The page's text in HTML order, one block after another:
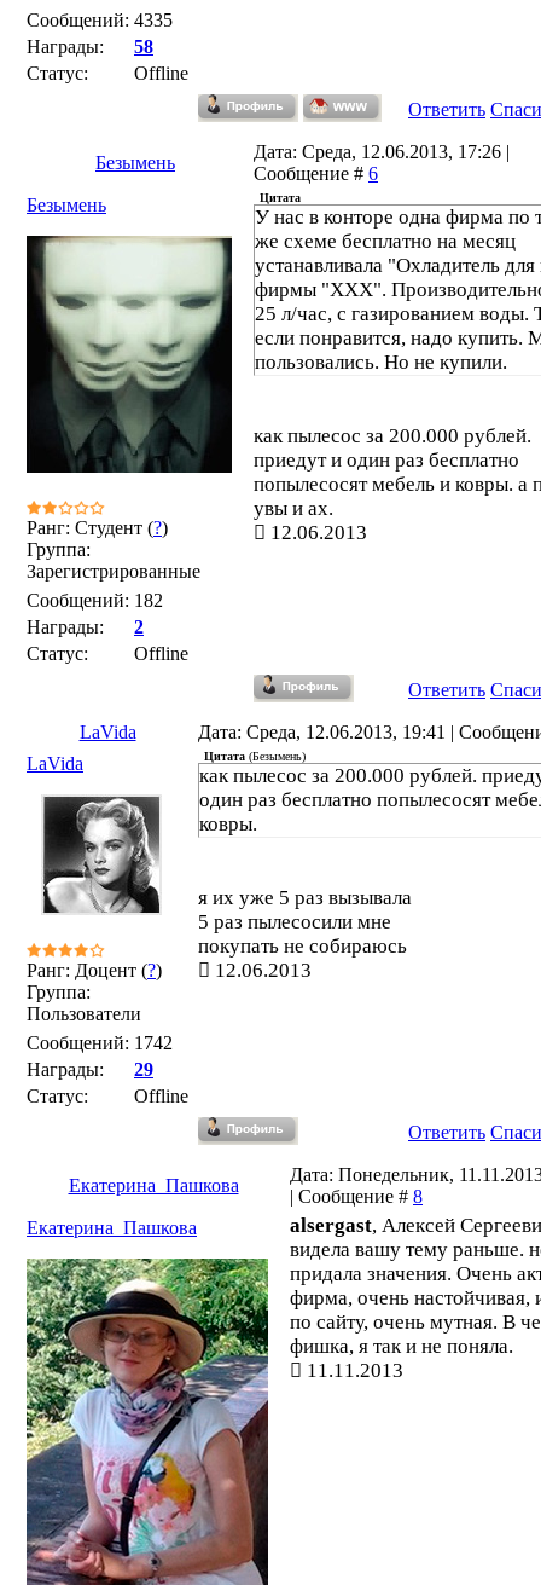
Сообщений: 4335
Награды:
58
Статус:
Offline
Ответить
Безымень
Дата: Среда, 12.06.2013, 17:26 |
Сообщение # 6
Безымень
Ранг: Студент (?)
Группа:
Зарегистрированные
Сообщений: 182
Награды:
2
Статус:
Offline
Цитата
У нас в конторе одна фирма по
же схеме бесплатно на месяц
устанавливала "Охладитель
фирмы "ХХХ".
25 л/час, с газированием воды.
если понравится, надо купить.
пользовались. Но не купили.
как пылесос за 200.000 рублей.
приедут и один раз бесплатно
попылесосят мебель и ковры. а
увы и ах.
12.06.2013
Ответить
LaVida
Дата: Среда, 12.06.2013, 19:41 |
LaVida
Ранг: Доцент (?)
Группа:
Пользователи
Сообщений: 1742
Награды:
29
Статус:
Offline
Цитата (Безымень)
как пылесос за 200.000 рублей.
один раз бесплатно попылесосят
ковры.
я их уже 5 раз вызывала
5 раз пылесосили мне
покупать не собираюсь
12.06.2013
Ответить
Екатерина_Пашкова
Дата: Понедельник,
| Сообщение # 8
Екатерина_Пашкова
alsergast, Алексей
видела вашу тему раньше.
придала значения. Очень
фирма, очень настойчивая,
по сайту, очень мутная. В
фишка, я так и не поняла.
11.11.2013